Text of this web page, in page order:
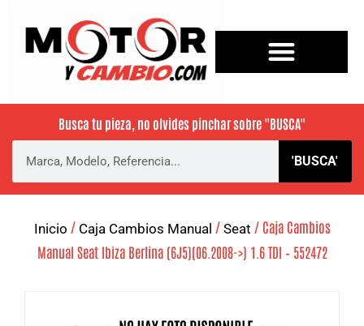
Busca tu pieza, no olvides pinchar sobre "BUSCA"
'BUSCA'
Inicio / Caja Cambios Manual / Seat / Caja Cambios
Manual Seat Ibiza Berlina (6J5)(06.2008->) 1.6 TDI – 552472